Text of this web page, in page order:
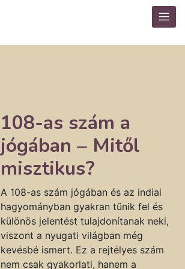
108-as szám a
jógában – Mitől
misztikus?
A 108-as szám jógában és az indiai
hagyományban gyakran tűnik fel és
különös jelentést tulajdonítanak neki,
viszont a nyugati világban még
kevésbé ismert. Ez a rejtélyes szám
nem csak gyakorlati, hanem a